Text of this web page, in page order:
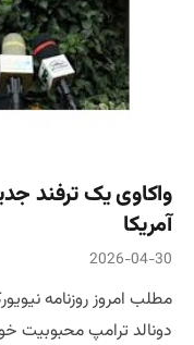
واکاوی یک ترفند
آمریکا
2026-04-30
مطلب امروز روزنامه
دونالد ترامپ محبوبیت